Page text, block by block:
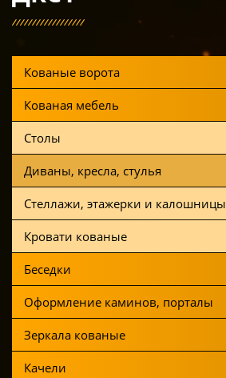
Кованые ворота
Кованая мебель
Столы
Диваны, кресла, стулья
Стеллажи, этажерки и калошницы
Кровати кованые
Беседки
Оформление каминов, порталы
Зеркала кованые
Качели